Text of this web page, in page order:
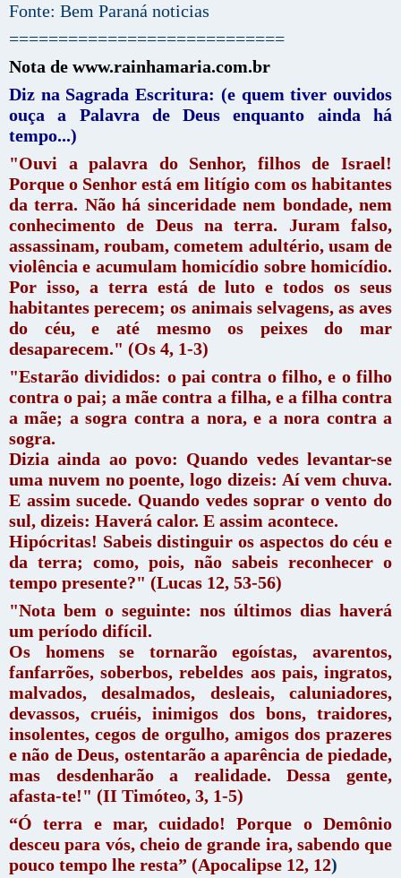
Fonte: Bem Paraná noticias
============================
Nota de www.rainhamaria.com.br
Diz na Sagrada Escritura: (e quem tiver ouvidos
ouça a Palavra de Deus enquanto ainda há
tempo...)
"Ouvi a palavra do Senhor, filhos de Israel!
Porque o Senhor está em litígio com os habitantes
da terra. Não há sinceridade nem bondade, nem
conhecimento de Deus na terra. Juram falso,
assassinam, roubam, cometem adultério, usam de
violência e acumulam homicídio sobre homicídio.
Por isso, a terra está de luto e todos os seus
habitantes perecem; os animais selvagens, as aves
do céu, e até mesmo os peixes do mar
desaparecem." (Os 4, 1-3)
"Estarão divididos: o pai contra o filho, e o filho
contra o pai; a mãe contra a filha, e a filha contra
a mãe; a sogra contra a nora, e a nora contra a
sogra.
Dizia ainda ao povo: Quando vedes levantar-se
uma nuvem no poente, logo dizeis: Aí vem chuva.
E assim sucede. Quando vedes soprar o vento do
sul, dizeis: Haverá calor. E assim acontece.
Hipócritas! Sabeis distinguir os aspectos do céu e
da terra; como, pois, não sabeis reconhecer o
tempo presente?" (Lucas 12, 53-56)
"Nota bem o seguinte: nos últimos dias haverá
um período difícil.
Os homens se tornarão egoístas, avarentos,
fanfarrões, soberbos, rebeldes aos pais, ingratos,
malvados, desalmados, desleais, caluniadores,
devassos, cruéis, inimigos dos bons, traidores,
insolentes, cegos de orgulho, amigos dos prazeres
e não de Deus, ostentarão a aparência de piedade,
mas desdenharão a realidade. Dessa gente,
afasta-te!" (II Timóteo, 3, 1-5)
“Ó terra e mar, cuidado! Porque o Demônio
desceu para vós, cheio de grande ira, sabendo que
pouco tempo lhe resta” (Apocalipse 12, 12)